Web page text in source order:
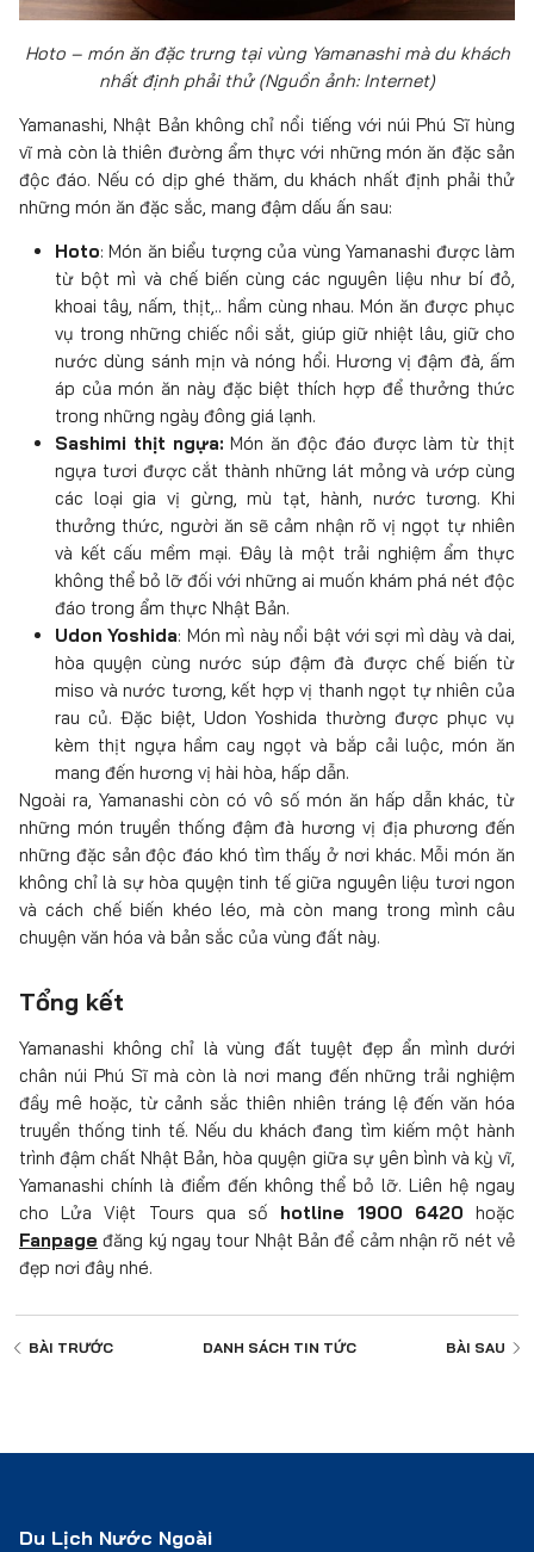
Hoto – món ăn đặc trưng tại vùng Yamanashi mà du khách
nhất định phải thử (Nguồn ảnh: Internet)
Yamanashi, Nhật Bản không chỉ nổi tiếng với núi Phú Sĩ hùng
vĩ mà còn là thiên đường ẩm thực với những món ăn đặc sản
độc đáo. Nếu có dịp ghé thăm, du khách nhất định phải thử
những món ăn đặc sắc, mang đậm dấu ấn sau:
Hoto: Món ăn biểu tượng của vùng Yamanashi được làm
từ bột mì và chế biến cùng các nguyên liệu như bí đỏ,
khoai tây, nấm, thịt,.. hầm cùng nhau. Món ăn được phục
vụ trong những chiếc nồi sắt, giúp giữ nhiệt lâu, giữ cho
nước dùng sánh mịn và nóng hổi. Hương vị đậm đà, ấm
áp của món ăn này đặc biệt thích hợp để thưởng thức
trong những ngày đông giá lạnh.
Sashimi thịt ngựa:Món ăn độc đáo được làm từ thịt
ngựa tươi được cắt thành những lát mỏng và ướp cùng
các loại gia vị gừng, mù tạt, hành, nước tương. Khi
thưởng thức, người ăn sẽ cảm nhận rõ vị ngọt tự nhiên
và kết cấu mềm mại. Đây là một trải nghiệm ẩm thực
không thể bỏ lỡ đối với những ai muốn khám phá nét độc
đáo trong ẩm thực Nhật Bản.
Udon Yoshida: Món mì này nổi bật với sợi mì dày và dai,
hòa quyện cùng nước súp đậm đà được chế biến từ
miso và nước tương, kết hợp vị thanh ngọt tự nhiên của
rau củ. Đặc biệt, Udon Yoshida thường được phục vụ
kèm thịt ngựa hầm cay ngọt và bắp cải luộc, món ăn
mang đến hương vị hài hòa, hấp dẫn.
Ngoài ra, Yamanashi còn có vô số món ăn hấp dẫn khác, từ
những món truyền thống đậm đà hương vị địa phương đến
những đặc sản độc đáo khó tìm thấy ở nơi khác. Mỗi món ăn
không chỉ là sự hòa quyện tinh tế giữa nguyên liệu tươi ngon
và cách chế biến khéo léo, mà còn mang trong mình câu
chuyện văn hóa và bản sắc của vùng đất này.
Tổng kết
Yamanashi không chỉ là vùng đất tuyệt đẹp ẩn mình dưới
chân núi Phú Sĩ mà còn là nơi mang đến những trải nghiệm
đầy mê hoặc, từ cảnh sắc thiên nhiên tráng lệ đến văn hóa
truyền thống tinh tế. Nếu du khách đang tìm kiếm một hành
trình đậm chất Nhật Bản, hòa quyện giữa sự yên bình và kỳ vĩ,
Yamanashi chính là điểm đến không thể bỏ lỡ. Liên hệ ngay
cho Lửa Việt Tours qua số hotline 1900 6420 hoặc
Fanpage đăng ký ngay tour Nhật Bản để cảm nhận rõ nét vẻ
đẹp nơi đây nhé.
BÀI TRƯỚC DANH SÁCH TIN TỨC BÀI SAU
Du Lịch Nước Ngoài